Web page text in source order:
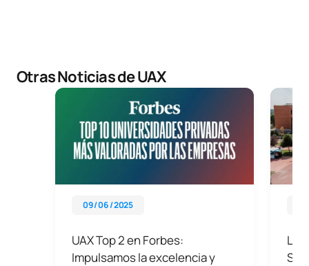
Otras Noticias de UAX
09 / 06 / 2025
UAX Top 2 en Forbes:
Impulsamos la excelencia y
La